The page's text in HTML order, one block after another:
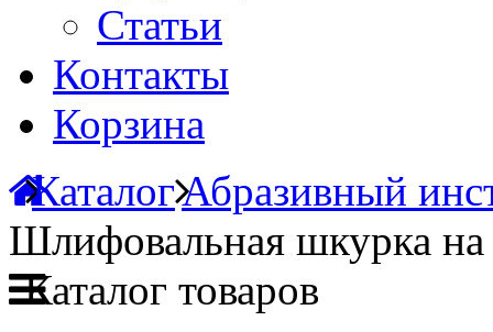
Статьи
Контакты
Корзина
КаталогАбразивный
Шлифовальная шкурка на
Каталог товаров